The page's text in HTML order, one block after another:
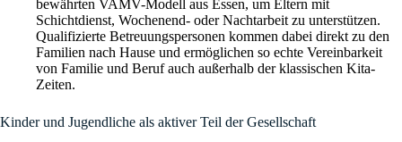
bewährten VAMV-Modell aus Essen, um Eltern mit
Schichtdienst, Wochenend- oder Nachtarbeit zu unterstützen.
Qualifizierte Betreuungspersonen kommen dabei direkt zu den
Familien nach Hause und ermöglichen so echte Vereinbarkeit
von Familie und Beruf auch außerhalb der klassischen Kita-
Zeiten.
Kinder und Jugendliche als aktiver Teil der Gesellschaft